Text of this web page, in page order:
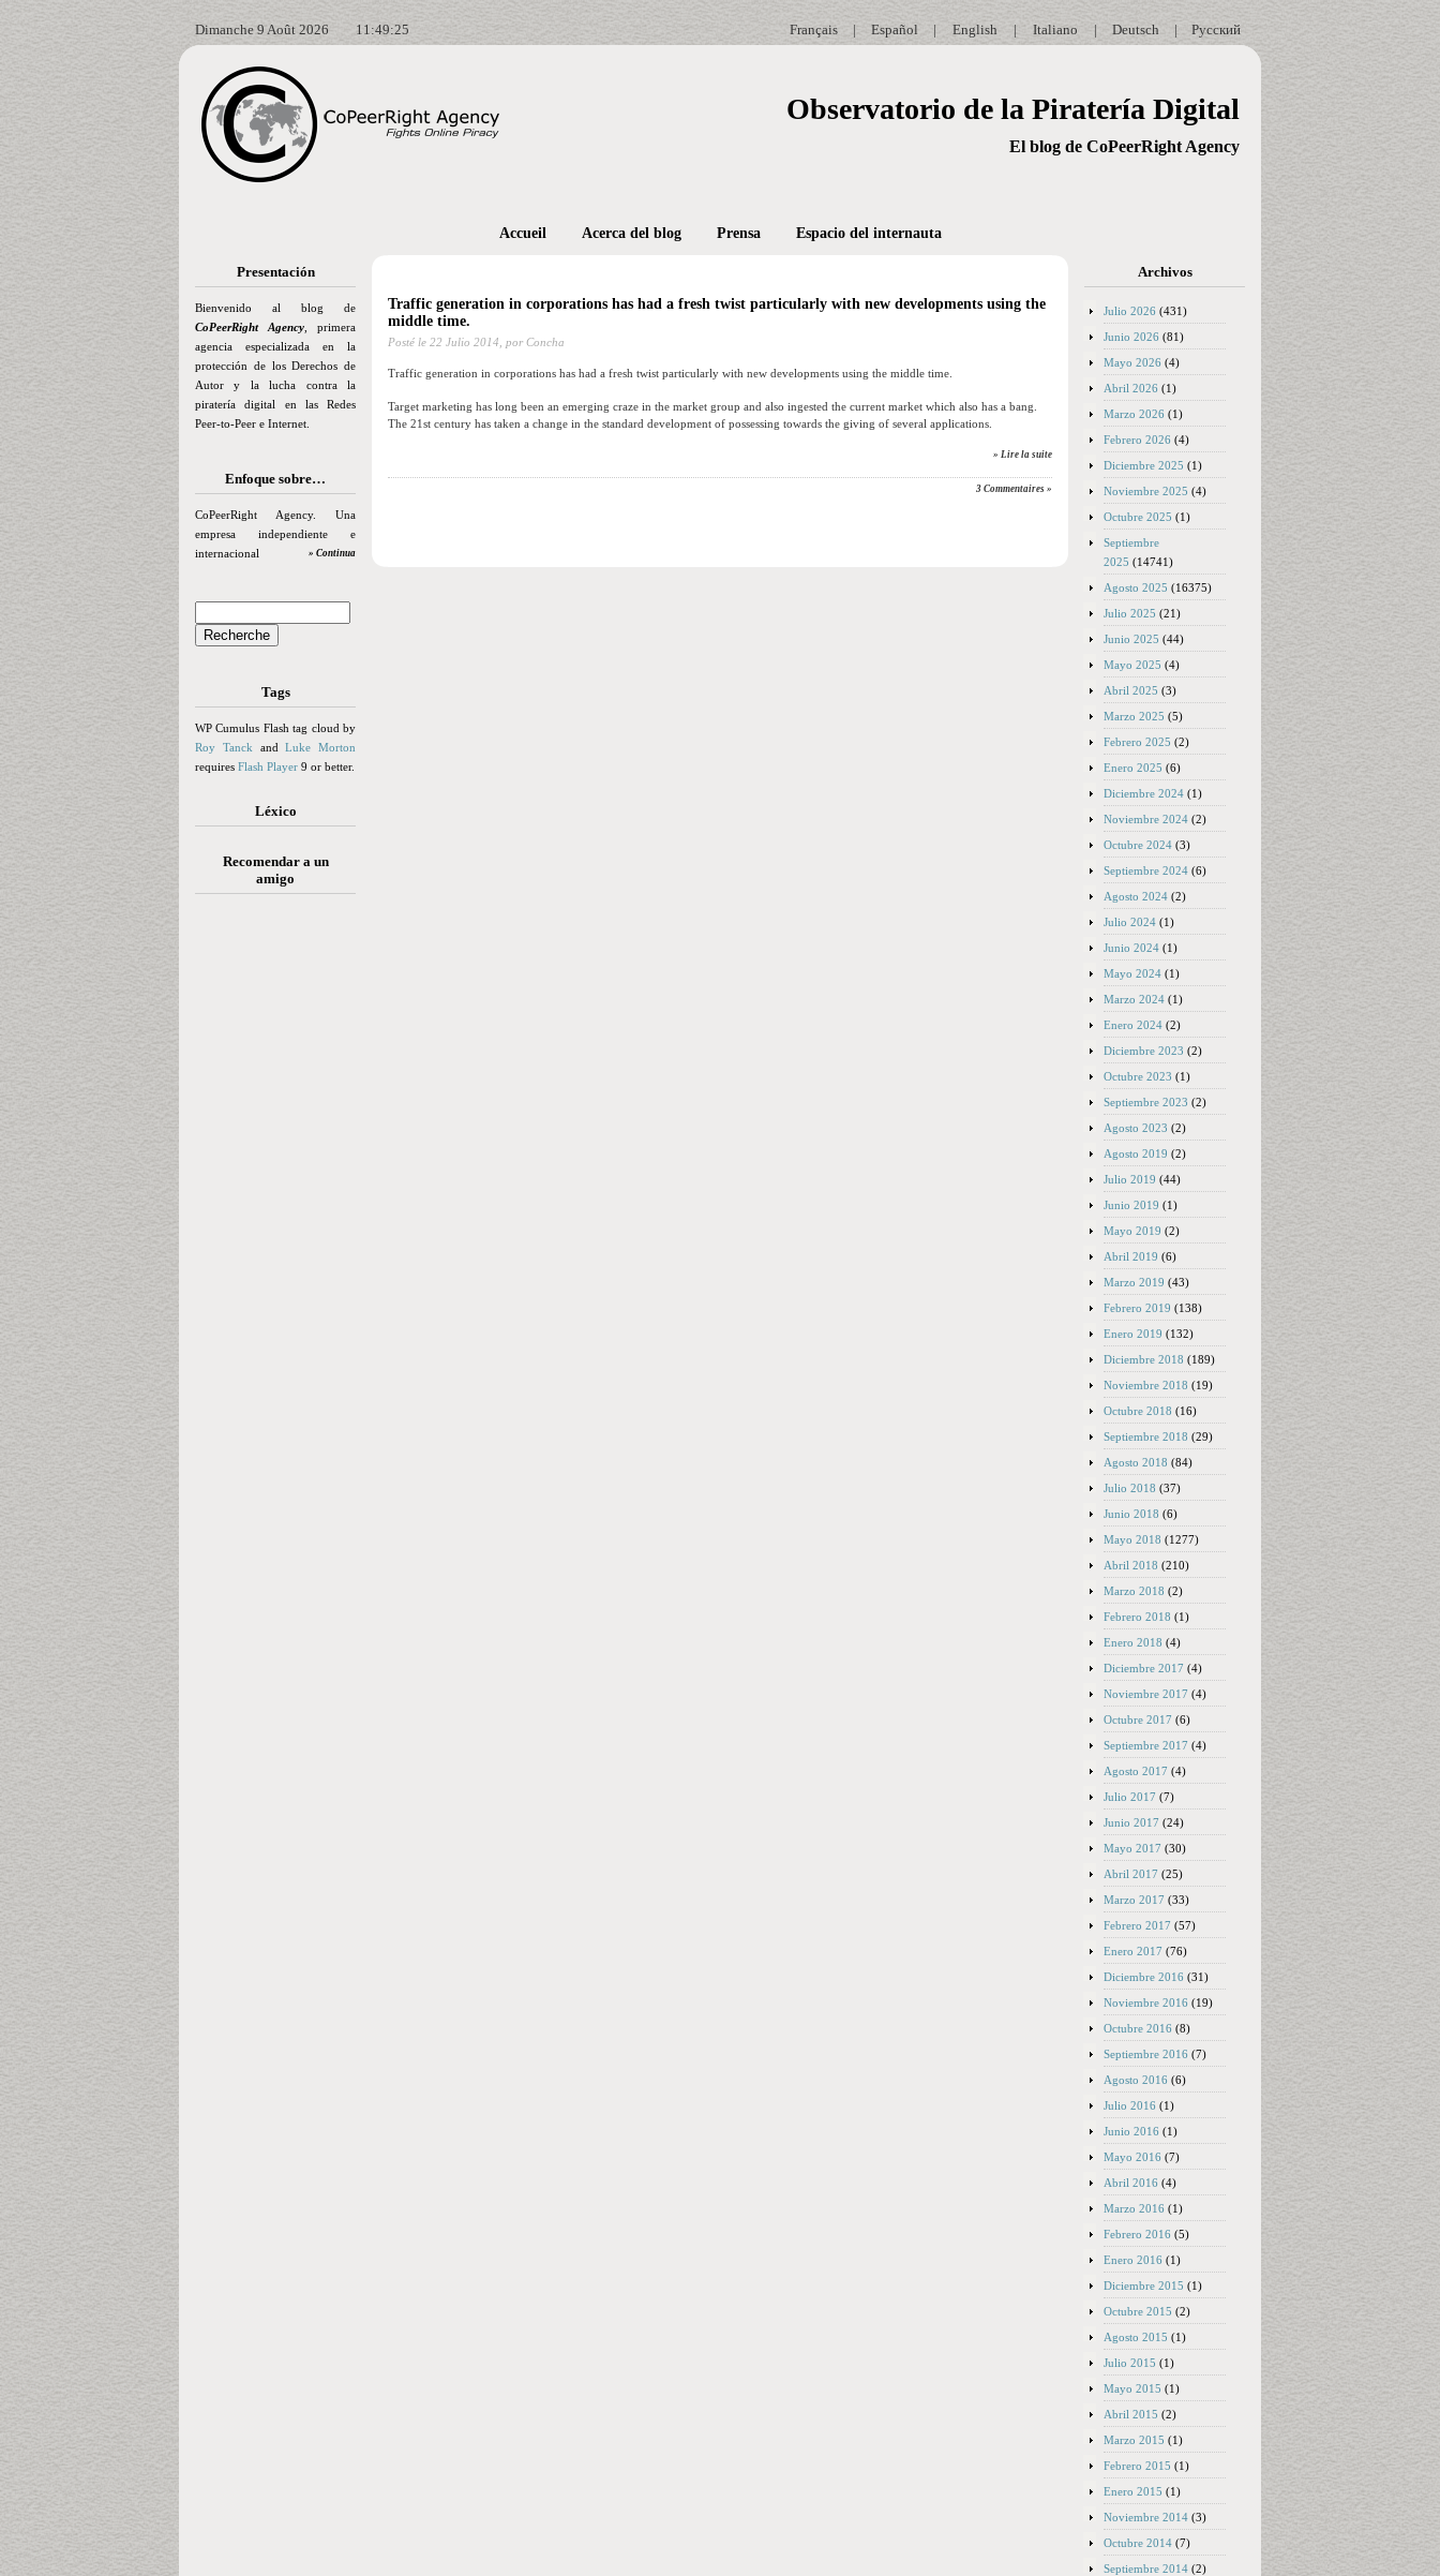
Dimanche 9 Août 2026 11:49:26 Русский
|
Deutsch
|
Italiano
|
English
|
Español
|
Français
Observatorio de la Piratería Digital
El blog de CoPeerRight Agency
Presentación
Bienvenido al blog de
CoPeerRight Agency , primera
agencia especializada en la
protección de los Derechos de
Autor y la lucha contra la
piratería digital en las Redes
Peer-to-Peer e Internet.
Enfoque sobre…
CoPeerRight Agency. Una
empresa independiente e
internacional
» Continua
Tags
WP Cumulus Flash tag cloud by
Roy Tanck andLuke Morton
requires Flash Player 9 or better.
Léxico
Recomendar a un
amigo
Accueil Acerca del blog Prensa Espacio del internauta
Traffic generation in corporations has had a fresh twist particularly with new developments using the
middle time.
Posté le 22 Julio 2014, por Concha
Traffic generation in corporations has had a fresh twist particularly with new developments using the middle time.
Target marketing has long been an emerging craze in the market group and also ingested the current market which also has a bang.
The 21st century has taken a change in the standard development of possessing towards the giving of several applications.
» Lire la suite
3 Commentaires »
Archivos
Julio 2026 (431)
Junio 2026 (81)
Mayo 2026 (4)
Abril 2026 (1)
Marzo 2026 (1)
Febrero 2026 (4)
Diciembre 2025 (1)
Noviembre 2025 (4)
Octubre 2025 (1)
Septiembre
2025 (14741)
Agosto 2025 (16375)
Julio 2025 (21)
Junio 2025 (44)
Mayo 2025 (4)
Abril 2025 (3)
Marzo 2025 (5)
Febrero 2025 (2)
Enero 2025 (6)
Diciembre 2024 (1)
Noviembre 2024 (2)
Octubre 2024 (3)
Septiembre 2024 (6)
Agosto 2024 (2)
Julio 2024 (1)
Junio 2024 (1)
Mayo 2024 (1)
Marzo 2024 (1)
Enero 2024 (2)
Diciembre 2023 (2)
Octubre 2023 (1)
Septiembre 2023 (2)
Agosto 2023 (2)
Agosto 2019 (2)
Julio 2019 (44)
Junio 2019 (1)
Mayo 2019 (2)
Abril 2019 (6)
Marzo 2019 (43)
Febrero 2019 (138)
Enero 2019 (132)
Diciembre 2018 (189)
Noviembre 2018 (19)
Octubre 2018 (16)
Septiembre 2018 (29)
Agosto 2018 (84)
Julio 2018 (37)
Junio 2018 (6)
Mayo 2018 (1277)
Abril 2018 (210)
Marzo 2018 (2)
Febrero 2018 (1)
Enero 2018 (4)
Diciembre 2017 (4)
Noviembre 2017 (4)
Octubre 2017 (6)
Septiembre 2017 (4)
Agosto 2017 (4)
Julio 2017 (7)
Junio 2017 (24)
Mayo 2017 (30)
Abril 2017 (25)
Marzo 2017 (33)
Febrero 2017 (57)
Enero 2017 (76)
Diciembre 2016 (31)
Noviembre 2016 (19)
Octubre 2016 (8)
Septiembre 2016 (7)
Agosto 2016 (6)
Julio 2016 (1)
Junio 2016 (1)
Mayo 2016 (7)
Abril 2016 (4)
Marzo 2016 (1)
Febrero 2016 (5)
Enero 2016 (1)
Diciembre 2015 (1)
Octubre 2015 (2)
Agosto 2015 (1)
Julio 2015 (1)
Mayo 2015 (1)
Abril 2015 (2)
Marzo 2015 (1)
Febrero 2015 (1)
Enero 2015 (1)
Noviembre 2014 (3)
Octubre 2014 (7)
Septiembre 2014 (2)